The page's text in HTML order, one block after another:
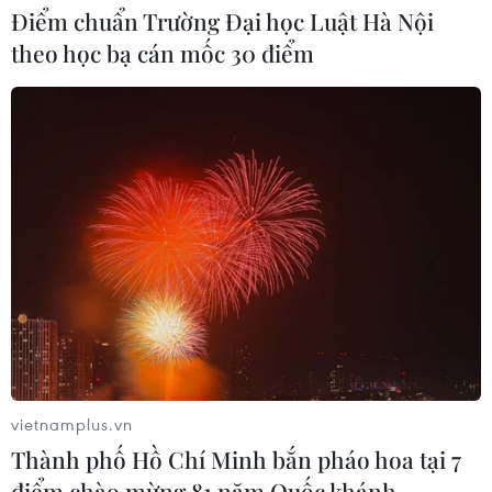
Tổng thống Trump bác tin Mỹ thiếu
Mỹ điều tra sự cố hàng không liên
quan đến trực thăng chở Tổng thống
06/08/2026 04:38
Xem thêm
Điểm chuẩn Trường Đại học Luật Hà Nội
theo học bạ cán mốc 30 điểm
vietnamplus.vn
Thành phố Hồ Chí Minh bắn pháo hoa tại 7